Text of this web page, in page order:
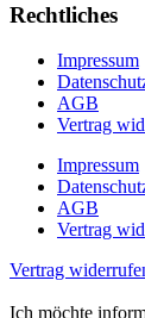
Rechtliches
Impressum
AGB
Vertrag
Impressum
AGB
Vertrag
Vertrag
Ich möchte